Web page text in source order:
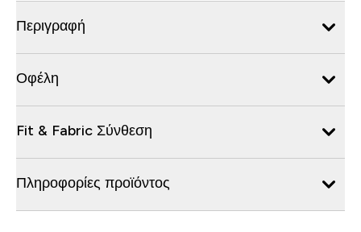
Περιγραφή
Οφέλη
Fit & Fabric Σύνθεση
Πληροφορίες προϊόντος